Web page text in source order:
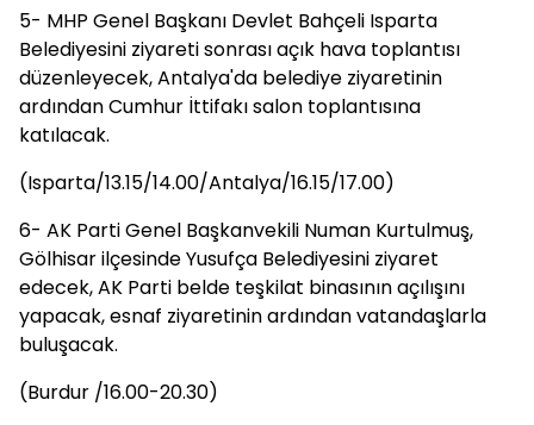
5- MHP Genel Başkanı Devlet Bahçeli Isparta
Belediyesini ziyareti sonrası açık hava toplantısı
düzenleyecek, Antalya'da belediye ziyaretinin
ardından Cumhur İttifakı salon toplantısına
katılacak.
(Isparta/13.15/14.00/Antalya/16.15/17.00)
6- AK Parti Genel Başkanvekili Numan Kurtulmuş,
Gölhisar ilçesinde Yusufça Belediyesini ziyaret
edecek, AK Parti belde teşkilat binasının açılışını
yapacak, esnaf ziyaretinin ardından vatandaşlarla
buluşacak.
(Burdur /16.00-20.30)